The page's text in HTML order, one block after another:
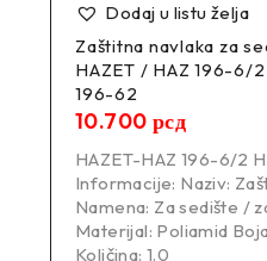
Dodaj u listu želja
Zaštitna navlaka za
HAZET / HAZ 196-6/
196-62
10.700 рсд
HAZET-HAZ 196-6/2
Informacije: Naziv:
Namena: Za sedište /
Materijal: Poliamid
Količina: 1.0